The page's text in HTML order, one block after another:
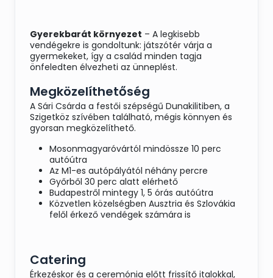
Gyerekbarát környezet – A legkisebb
vendégekre is gondoltunk: játszótér várja a
gyermekeket, így a család minden tagja
önfeledten élvezheti az ünneplést.
Megközelíthetőség
A Sári Csárda a festői szépségű Dunakilitiben, a
Szigetköz szívében található, mégis könnyen és
gyorsan megközelíthető.
Mosonmagyaróvártól mindössze 10 perc
autóútra
Az M1-es autópályától néhány percre
Győrből 30 perc alatt elérhető
Budapestről mintegy 1, 5 órás autóútra
Közvetlen közelségben Ausztria és Szlovákia
felől érkező vendégek számára is
Catering
Érkezéskor és a ceremónia előtt frissítő italokkal,